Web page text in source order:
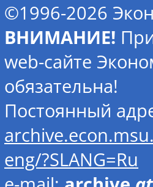
©1996-2026
ВНИМАНИЕ!
web-сайте
обязательна!
Постоянный
eng/?SLANG=Ru